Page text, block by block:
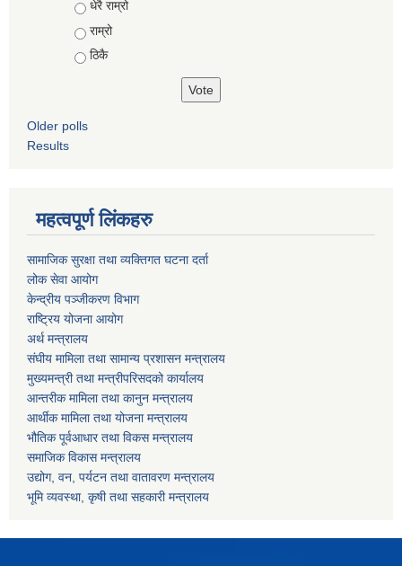
Choices
धेरै राम्रो
राम्रो
ठिकै
Older polls
Results
महत्वपूर्ण लिंकहरु
सामाजिक सुरक्षा तथा व्यक्तिगत घटना दर्ता
लोक सेवा आयोग
केन्द्रीय पञ्जीकरण विभाग
राष्ट्रिय योजना आयोग
अर्थ मन्त्रालय
संघीय मामिला तथा सामान्य प्रशासन मन्त्रालय
मुख्यमन्त्री तथा मन्त्रीपरिसदको कार्यालय
आन्तरीक मामिला तथा कानुन मन्त्रालय
आर्थीक मामिला तथा योजना मन्त्रालय
भौतिक पूर्वआधार तथा विकस मन्त्रालय
समाजिक विकास मन्त्रालय
उद्योग, वन, पर्यटन तथा वातावरण मन्त्रालय
भूमि व्यवस्था, कृषी तथा सहकारी मन्त्रालय